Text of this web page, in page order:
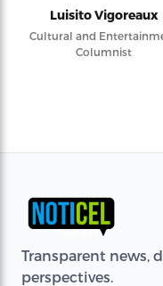
Luisito Vigoreaux
Cultural and
Columnist
Transparent news,
perspectives.